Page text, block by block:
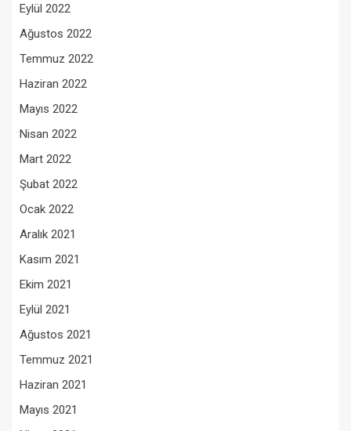
Eylül 2022
Ağustos 2022
Temmuz 2022
Haziran 2022
Mayıs 2022
Nisan 2022
Mart 2022
Şubat 2022
Ocak 2022
Aralık 2021
Kasım 2021
Ekim 2021
Eylül 2021
Ağustos 2021
Temmuz 2021
Haziran 2021
Mayıs 2021